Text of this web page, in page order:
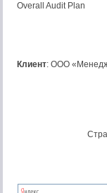
Overall Audit Plan
Клиент: ООО